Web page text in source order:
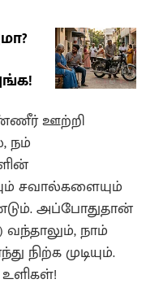
ஊற்றி
நம்
சவால்களையும்
அப்போதுதான்
நாம்
நிற்க முடியும்.